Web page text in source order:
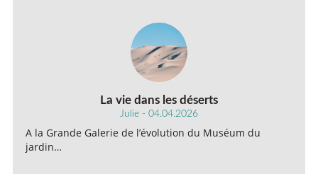
La vie dans les déserts
Julie - 04.04.2026
A la Grande Galerie de l’évolution du Muséum du
jardin…